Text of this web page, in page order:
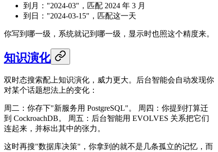
到月："2024-03"，匹配 2024 年 3 月
到日："2024-03-15"，匹配这一天
你写到哪一级，系统就记到哪一级，显示时也照这个精度来。
知识演化
双时态搜索配上知识演化，威力更大。后台智能会自动发现你
对某个话题想法上的变化：
周二：你存下"新服务用 PostgreSQL"。 周四：你提到打算迁
到 CockroachDB。 周五：后台智能用 EVOLVES 关系把它们
连起来，并标出其中的张力。
这时再搜"数据库决策"，你拿到的就不是几条孤立的记忆，而